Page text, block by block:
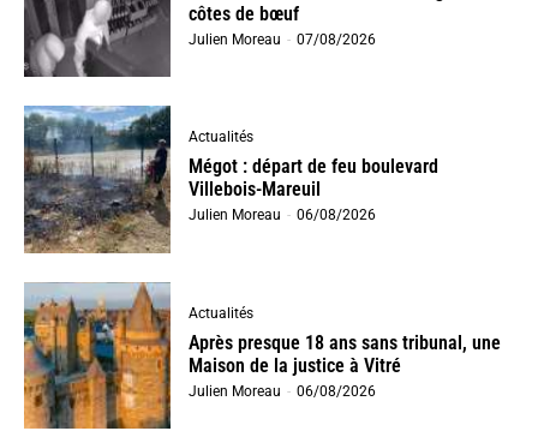
côtes de bœuf
Julien Moreau - 07/08/2026
Actualités
Mégot : départ de feu boulevard
Villebois-Mareuil
Julien Moreau - 06/08/2026
Actualités
Après presque 18 ans sans tribunal, une
Maison de la justice à Vitré
Julien Moreau - 06/08/2026